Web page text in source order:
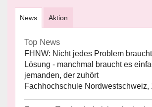
News Aktion
Top News
FHNW: Nicht jedes Problem
Lösung - manchmal braucht es
jemanden, der zuhört
Fachhochschule Nordwestschweiz,